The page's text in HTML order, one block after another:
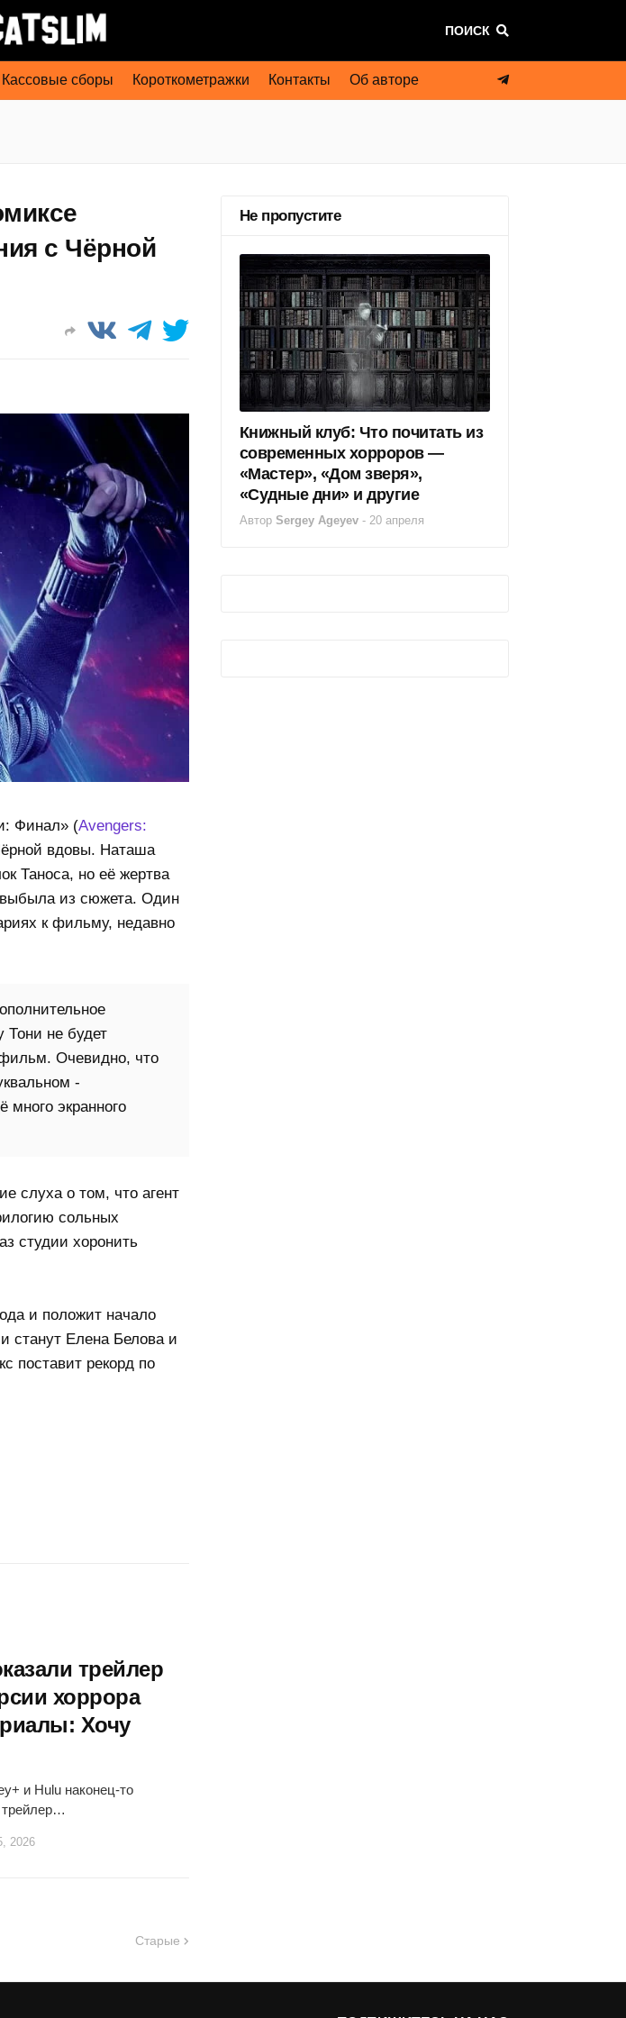
ПОИСК
Кассовые сборы Короткометражки Контакты Об авторе
с Чёрной
Финал» (Avengers:
вдовы. Наташа
Таноса, но её жертва
из сюжета. Один
к фильму, недавно
Тони не будет
Очевидно, что
-
много экранного
слуха о том, что агент
сольных
студии хоронить
и положит начало
станут Елена Белова и
поставит рекорд по
трейлер
хоррора
Хочу
и Hulu наконец-то
2026
Старые
Не пропустите
Книжный клуб: Что почитать из
современных хорроров —
«Мастер», «Дом зверя»,
«Судные дни» и другие
Автор Sergey Ageyev - 20 апреля